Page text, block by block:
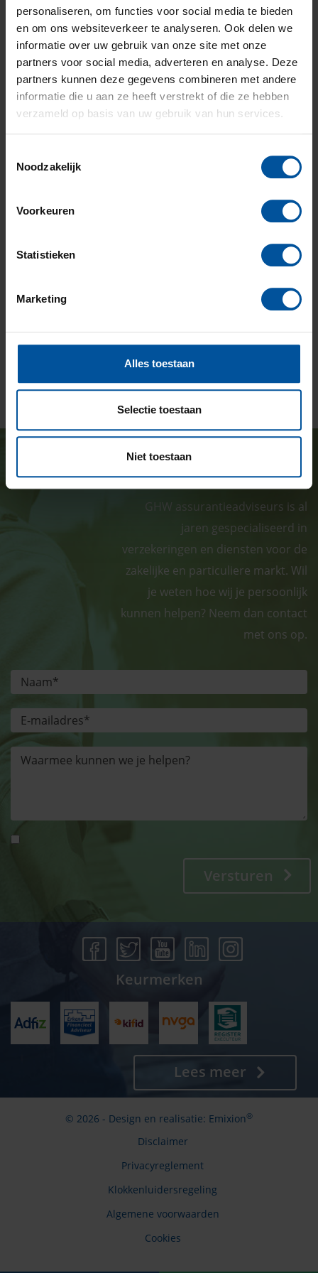
personaliseren, om functies voor social media te bieden
en om ons websiteverkeer te analyseren. Ook delen we
informatie over uw gebruik van onze site met onze
partners voor social media, adverteren en analyse. Deze
partners kunnen deze gegevens combineren met andere
informatie die u aan ze heeft verstrekt of die ze hebben
verzameld op basis van uw gebruik van hun services.
Noodzakelijk
Voorkeuren
Statistieken
Marketing
Alles toestaan
Selectie toestaan
Niet toestaan
werkdagen antwoord. Buiten kantooruren zijn wij voor
spoedgevallen telefonisch bereikbaar via het nummer
(024) 324 7600. Je kunt ook een e-mail sturen
naar123@ghw.nl
IBAN:NL81ABNA0537292675
BIC:ABNANL2A
NL 8215.33.927.B.01
Takenhofplein
Nijmegen
ghw@ghw.nl
Nijmegen
GHW verzekert persoonlijk
GHW assurantieadviseurs is al
jaren gespecialiseerd in
verzekeringen en diensten voor de
zakelijke en particuliere markt. Wil
je weten hoe wij je persoonlijk
kunnen helpen? Neem dan contact
met ons op.
Versturen
Keurmerken
Lees meer
© 2026 - Design en realisatie: Emixion®
Disclaimer
Privacyreglement
Klokkenluidersregeling
Algemene voorwaarden
Cookies